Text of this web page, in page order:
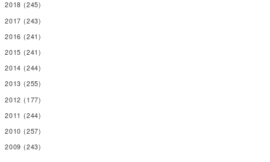
2018 (245)
2017 (243)
2016 (241)
2015 (241)
2014 (244)
2013 (255)
2012 (177)
2011 (244)
2010 (257)
2009 (243)